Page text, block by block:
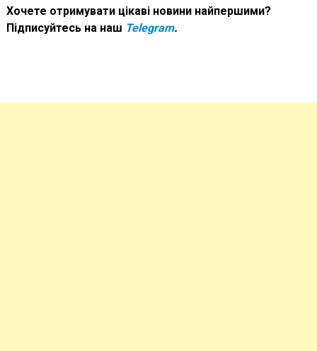
Хочете отримувати цікаві новини найпершими?
Підписуйтесь на наш Telegram.